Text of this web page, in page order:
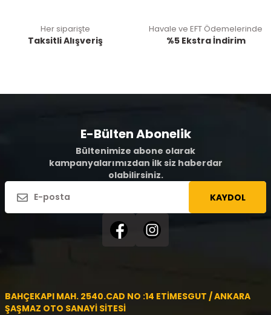
Her siparişte
Taksitli Alışveriş
Havale ve EFT Ödemelerinde
%5 Ekstra İndirim
E-Bülten Abonelik
Bültenimize abone olarak
kampanyalarımızdan ilk siz haberdar
olabilirsiniz.
KAYDOL
BAHÇEKAPI MAH. 2540.CAD NO :14 ETİMESGUT / ANKARA
ŞAŞMAZ OTO SANAYİ SİTESİ